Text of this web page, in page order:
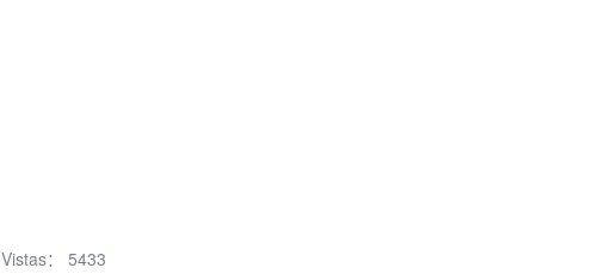
Vistas：5433